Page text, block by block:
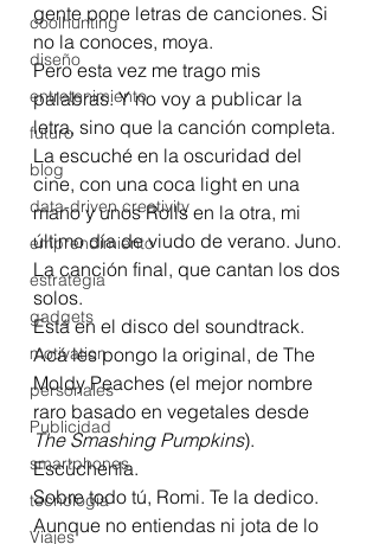
coolhunting
diseño
entretenimiento
futuro
blog
data-driven creativity
emprendimiento
estrategia
gadgets
motivation
personales
Publicidad
smartphones
tecnología
Viajes
gente pone letras de canciones. Si
no la conoces, moya.
Pero esta vez me trago mis
palabras. Y no voy a publicar la
letra, sino que la canción completa.
La escuché en la oscuridad del
cine, con una coca light en una
mano y unos Rolls en la otra, mi
último día de viudo de verano. Juno.
La canción final, que cantan los dos
solos.
Está en el disco del soundtrack.
Acá les pongo la original, de The
Moldy Peaches (el mejor nombre
raro basado en vegetales desde
The Smashing Pumpkins).
Escúchenla.
Sobre todo tú, Romi. Te la dedico.
Aunque no entiendas ni jota de lo